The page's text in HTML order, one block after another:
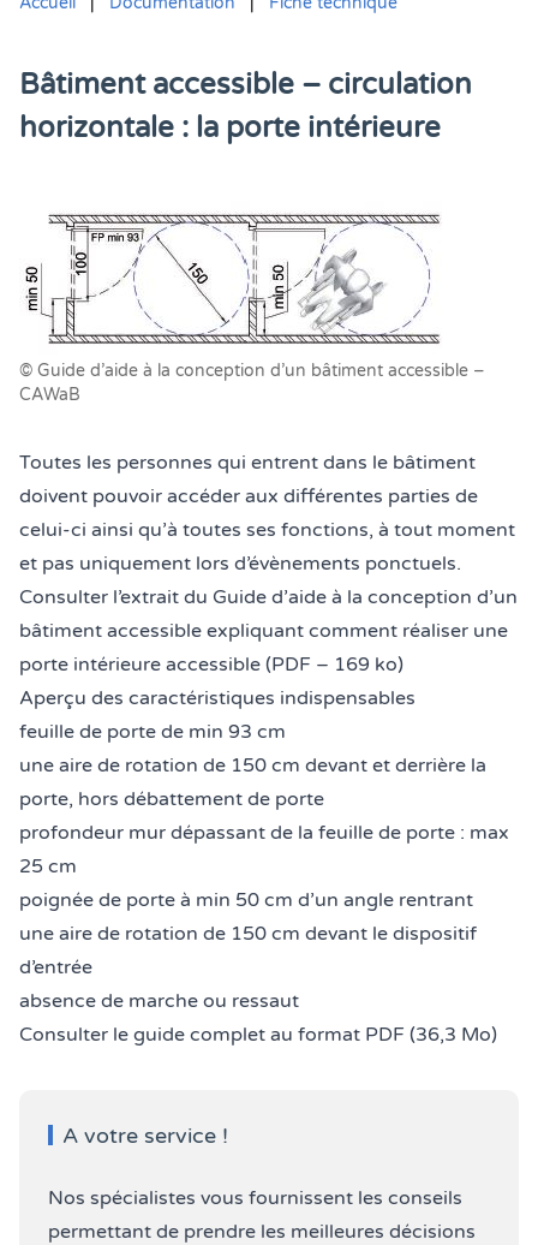
Bâtiment accessible – circulation
horizontale : la porte intérieure
© Guide d’aide à la conception d’un bâtiment accessible –
CAWaB
Toutes les personnes qui entrent dans le bâtiment
doivent pouvoir accéder aux différentes parties de
celui-ci ainsi qu’à toutes ses fonctions, à tout moment
et pas uniquement lors d’évènements ponctuels.
Consulter l’extrait du Guide d’aide à la conception d’un
bâtiment accessible expliquant comment réaliser une
porte intérieure accessible (PDF – 169 ko)
Aperçu des caractéristiques indispensables
feuille de porte de min 93 cm
une aire de rotation de 150 cm devant et derrière la
porte, hors débattement de porte
profondeur mur dépassant de la feuille de porte : max
25 cm
poignée de porte à min 50 cm d’un angle rentrant
une aire de rotation de 150 cm devant le dispositif
d’entrée
absence de marche ou ressaut
Consulter le guide complet au format PDF (36,3 Mo)
A votre service !
Nos spécialistes vous fournissent les conseils
permettant de prendre les meilleures décisions